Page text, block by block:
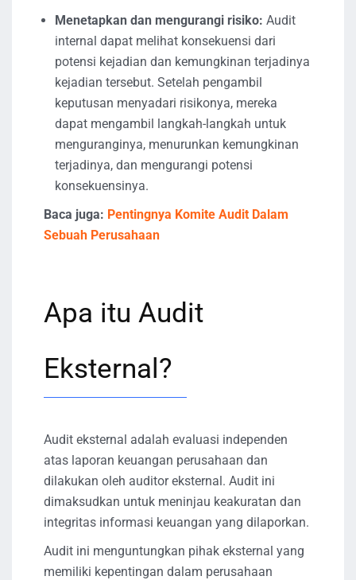
Menetapkan dan mengurangi risiko: Audit
internal dapat melihat konsekuensi dari
potensi kejadian dan kemungkinan terjadinya
kejadian tersebut. Setelah pengambil
keputusan menyadari risikonya, mereka
dapat mengambil langkah-langkah untuk
menguranginya, menurunkan kemungkinan
terjadinya, dan mengurangi potensi
konsekuensinya.
Baca juga: Pentingnya Komite Audit Dalam
Sebuah Perusahaan
Apa itu Audit
Eksternal?
Audit eksternal adalah evaluasi independen
atas laporan keuangan perusahaan dan
dilakukan oleh auditor eksternal. Audit ini
dimaksudkan untuk meninjau keakuratan dan
integritas informasi keuangan yang dilaporkan.
Audit ini menguntungkan pihak eksternal yang
memiliki kepentingan dalam perusahaan